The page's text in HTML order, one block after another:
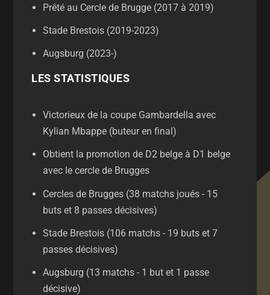
Prêté au Cercle de Brugge (2017 à 2019)
Stade Brestois (2019-2023)
Augsburg (2023-)
LES STATISTIQUES
Victorieux de la coupe Gambardella avec
Kylian Mbappe (buteur en final)
Obtient la promotion de D2 belge à D1 belge
avec le cercle de Brugges
Cercles de Brugges (38 matchs joués - 15
buts et 8 passes décisives)
Stade Brestois (106 matchs - 19 buts et 7
passes décisives)
Augsburg (13 matchs - 1 but et 1 passe
décisive)